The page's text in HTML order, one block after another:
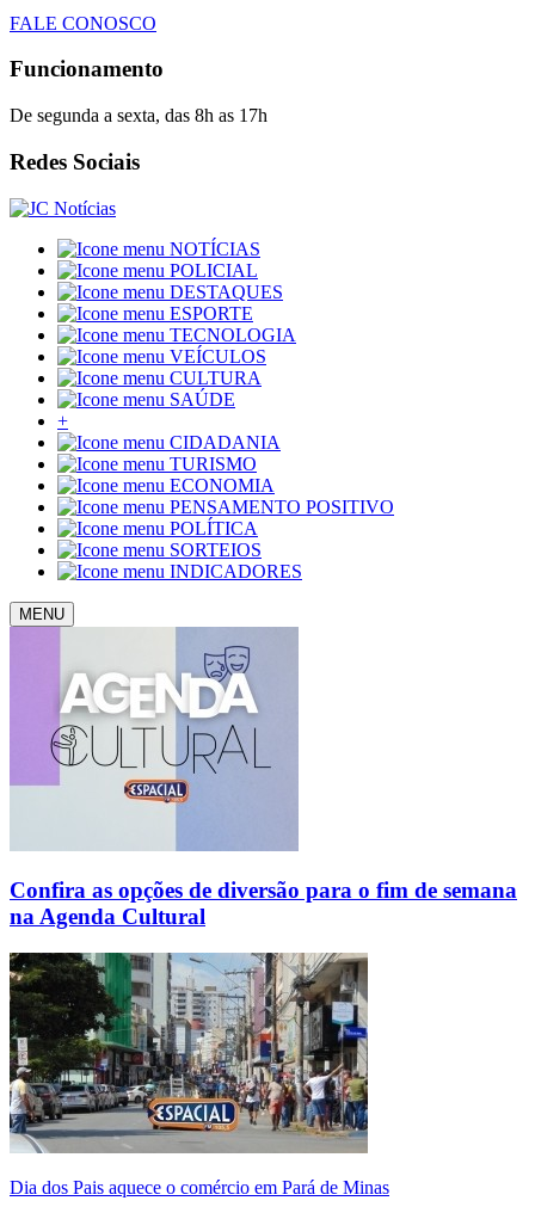
FALE CONOSCO
Funcionamento
De segunda a sexta, das 8h as 17h
Redes Sociais
NOTÍCIAS
POLICIAL
DESTAQUES
ESPORTE
TECNOLOGIA
VEÍCULOS
CULTURA
SAÚDE
+
CIDADANIA
TURISMO
ECONOMIA
PENSAMENTO POSITIVO
POLÍTICA
SORTEIOS
INDICADORES
MENU
Confira as opções de diversão para o fim de semana
na Agenda Cultural
Dia dos Pais aquece o comércio em Pará de Minas